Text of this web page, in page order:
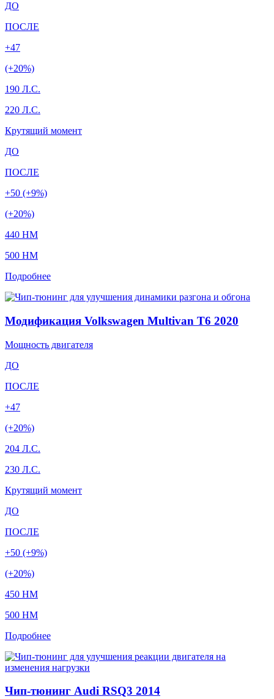
ДО
ПОСЛЕ
+47
(+20%)
190 Л.С.
220 Л.С.
Крутящий момент
ДО
ПОСЛЕ
+50 (+9%)
(+20%)
440 HM
500 HM
Подробнее
Модификация Volkswagen Multivan T6 2020
Мощность двигателя
ДО
ПОСЛЕ
+47
(+20%)
204 Л.С.
230 Л.С.
Крутящий момент
ДО
ПОСЛЕ
+50 (+9%)
(+20%)
450 HM
500 HM
Подробнее
Чип-тюнинг Audi RSQ3 2014